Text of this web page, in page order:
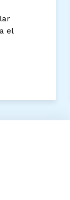
el